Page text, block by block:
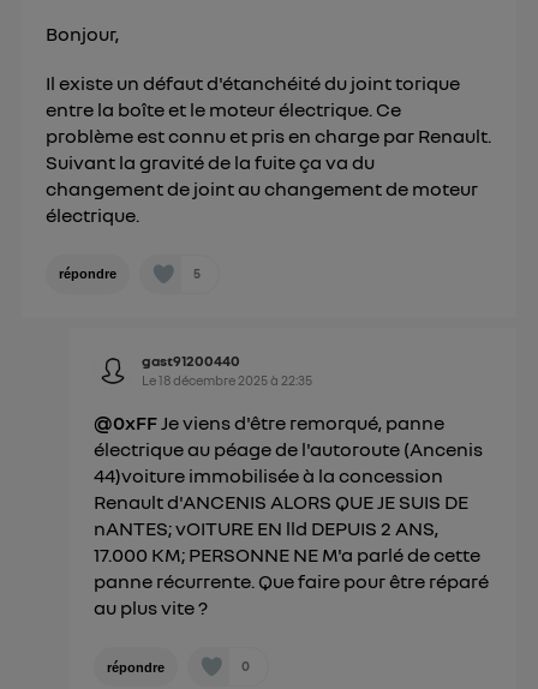
Bonjour,
Il existe un défaut d'étanchéité du joint torique
entre la boîte et le moteur électrique. Ce
problème est connu et pris en charge par Renault.
Suivant la gravité de la fuite ça va du
changement de joint au changement de moteur
électrique.
répondre 5
gast91200440
Le18 décembre 2025à 22:35
@0xFFJe viens d'être remorqué, panne
électrique au péage de l'autoroute (Ancenis
44)voiture immobilisée à la concession
Renault d'ANCENIS ALORS QUE JE SUIS DE
nANTES; vOITURE EN lld DEPUIS 2 ANS,
17.000 KM; PERSONNE NE M'a parlé de cette
panne récurrente. Que faire pour être réparé
au plus vite ?
répondre 0